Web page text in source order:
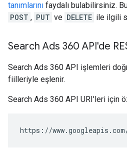
tanımlarını faydalı bulabilirsiniz.
POST , PUT ve DELETE ile ilgili
Search Ads 360 API'de
Search Ads 360 API işlemleri
fiilleriyle eşlenir.
Search Ads 360 API URI'leri için
https://